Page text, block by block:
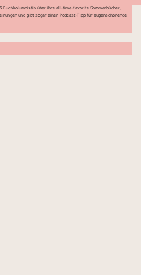
Buchkolumnistin über ihre all-time-favorite Sommerbücher,
und gibt sogar einen Podcast-Tipp für augenschonende